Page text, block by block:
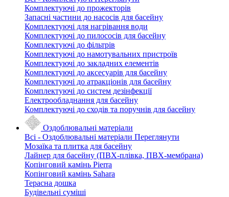
Комплектуючі до прожекторів
Запасні частини до насосів для басейну
Комплектуючі для нагрівання води
Комплектуючі до пилососів для басейну
Комплектуючі до фільтрів
Комплектуючі до намотувальних пристроїв
Комплектуючі до закладних елементів
Комплектуючі до аксесуарів для басейну
Комплектуючі до атракціонів для басейну
Комплектуючі до систем дезінфекції
Електрообладнання для басейну
Комплектуючі до сходів та поручнів для басейну
Оздоблювальні матеріали
Всі - Оздоблювальні матеріали Переглянути
Мозаїка та плитка для басейну
Лайнер для басейну (ПВХ-плівка, ПВХ-мембрана)
Копінговий камінь Pierra
Копінговий камінь Sahara
Терасна дошка
Будівельні суміші